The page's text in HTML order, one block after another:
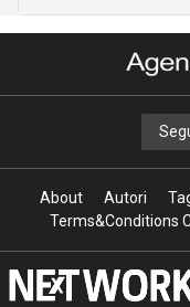
About Autori
Terms&Conditions